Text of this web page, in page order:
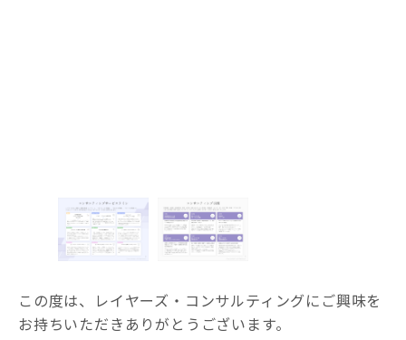
この度は、レイヤーズ・コンサルティングにご興味を
お持ちいただきありがとうございます。